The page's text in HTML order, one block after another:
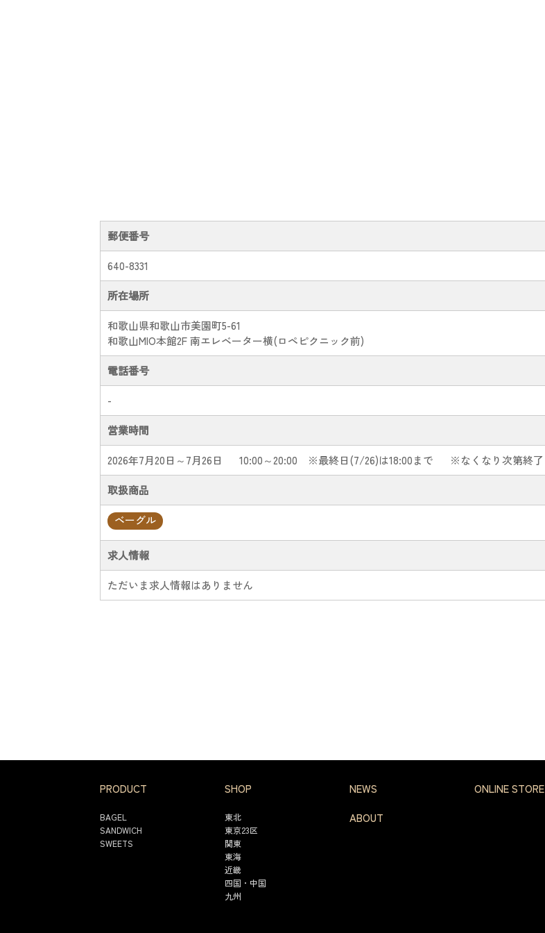
郵便番号
640-8331
所在場所
和歌山県和歌山市美園町5-61
和歌山MIO本館2F 南エレベーター横(ロペピクニック前)
電話番号
-
営業時間
2026年7月20日～7月26日 10:00～20:00 ※最終日(7/26)は18:00まで ※なくなり次第終了
取扱商品
ベーグル
求人情報
ただいま求人情報はありません
PRODUCT
BAGEL
SANDWICH
SWEETS
SHOP
東北
東京23区
関東
東海
近畿
四国・中国
九州
NEWS
ABOUT
ONLINE STORE